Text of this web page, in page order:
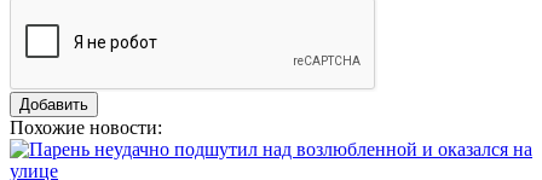
Похожие новости: